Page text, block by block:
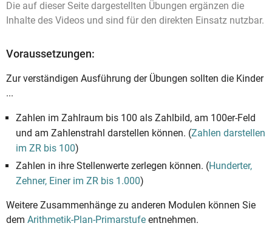
Die auf dieser Seite dargestellten Übungen ergänzen die
Inhalte des Videos und sind für den direkten Einsatz nutzbar.
Voraussetzungen:
Zur verständigen Ausführung der Übungen sollten die Kinder
...
Zahlen im Zahlraum bis 100 als Zahlbild, am 100er-Feld
und am Zahlenstrahl darstellen können. (Zahlen darstellen
im ZR bis 100)
Zahlen in ihre Stellenwerte zerlegen können. (Hunderter,
Zehner, Einer im ZR bis 1.000)
Weitere Zusammenhänge zu anderen Modulen können Sie
dem Arithmetik-Plan-Primarstufe entnehmen.